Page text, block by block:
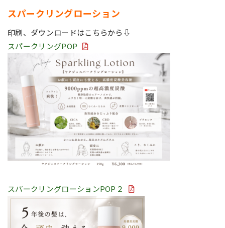
スパークリングローション
印刷、ダウンロードはこちらから⇩
スパークリングPOP
スパークリングローションPOP２